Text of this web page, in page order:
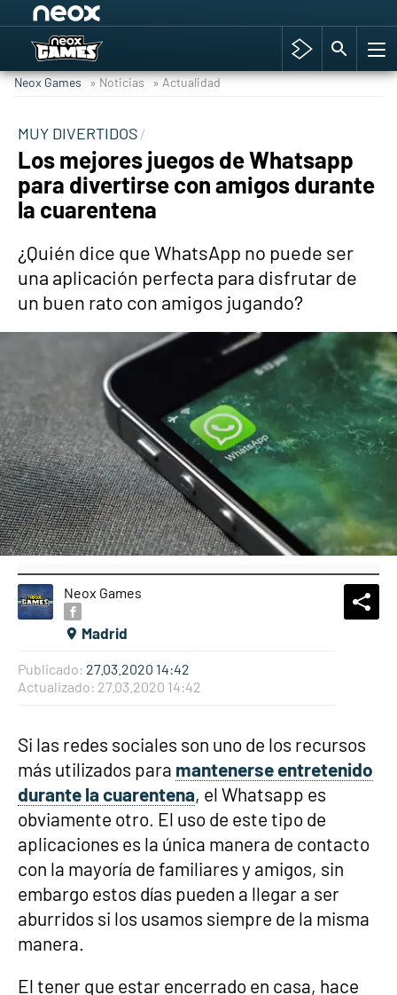
Hyrule Warriors: La Era del Cataclismo
Cyberpunk 2077
Hyrule Warriors
Neox Games » Noticias » Actualidad
MUY DIVERTIDOS
Los mejores juegos de Whatsapp
para divertirse con amigos durante
la cuarentena
¿Quién dice que WhatsApp no puede ser
una aplicación perfecta para disfrutar de
un buen rato con amigos jugando?
Neox Games
Madrid
Publicado: 27.03.2020 14:42
Actualizado: 27.03.2020 14:42
Si las redes sociales son uno de los recursos
más utilizados para mantenerse entretenido
durante la cuarentena, el Whatsapp es
obviamente otro. El uso de este tipo de
aplicaciones es la única manera de contacto
con la mayoría de familiares y amigos, sin
embargo estos días pueden a llegar a ser
aburridos si los usamos siempre de la misma
manera.
El tener que estar encerrado en casa, hace